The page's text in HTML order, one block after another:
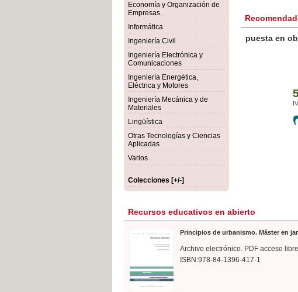
Economía y Organización de
Empresas
Informática
Ingeniería Civil
Ingeniería Electrónica y
Comunicaciones
Ingeniería Energética,
Eléctrica y Motores
Ingeniería Mecánica y de
Materiales
Lingüística
Otras Tecnologías y Ciencias
Aplicadas
Varios
Colecciones [+/-]
Botánica
Recursos educativos en abierto
Principios de urbanismo. Máster en
Archivo electrónico. PDF acceso libre
ISBN:978-84-1396-417-1